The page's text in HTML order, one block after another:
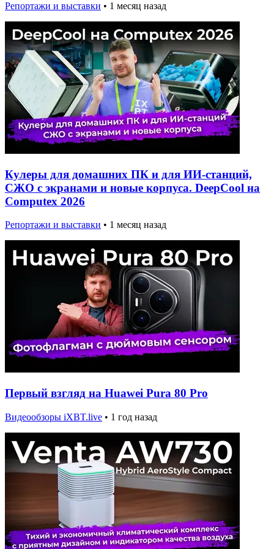
Репортажи и выставки • 1 месяц назад
Кулеры для домашних ПК и для ИИ-станций,
СЖО с экранами и новые корпуса. DeepCool на
Computex 2026
Репортажи и выставки • 1 месяц назад
Первый взгляд на Huawei Pura 80 Pro
Видеообзоры iXBT.live • 1 год назад